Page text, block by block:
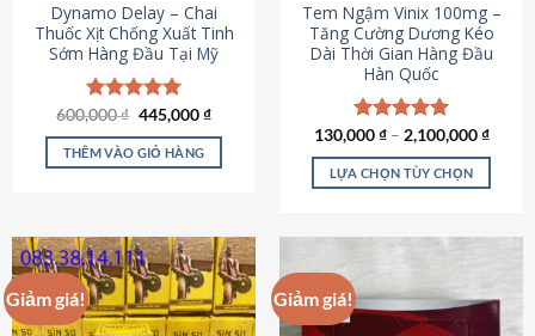
Dynamo Delay – Chai
Thuốc Xịt Chống Xuất Tinh
Sớm Hàng Đầu Tại Mỹ
Được xếp
hạng5.00
5 sao
600,000₫ Giá
là:
600,000 ₫.
445,000₫Giá
tại
THÊM VÀO GIỎ HÀNG
Tem Ngậm Vinix 100mg –
Tăng Cường Dương Kéo
Dài Thời Gian Hàng Đầu
Hàn Quốc
Được xếp
hạng5.00
5 sao
130,000₫– 2,100,000₫
LỰA CHỌN TÙY CHỌN
nhiều
biến
Giảm giá! Giảm giá!